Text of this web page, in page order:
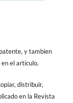
y tambien
el artículo.
distribuir,
en la Revista